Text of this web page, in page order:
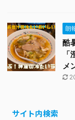
朗
酷
メ
サイト内検索